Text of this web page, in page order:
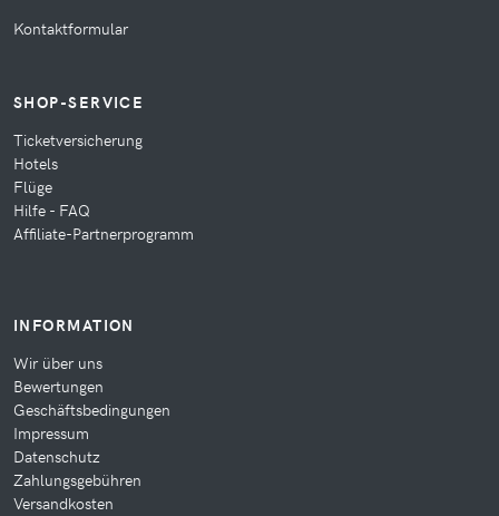
Kontaktformular
SHOP-SERVICE
Ticketversicherung
Hotels
Flüge
Hilfe - FAQ
Affiliate-Partnerprogramm
INFORMATION
Wir über uns
Bewertungen
Geschäftsbedingungen
Impressum
Datenschutz
Zahlungsgebühren
Versandkosten